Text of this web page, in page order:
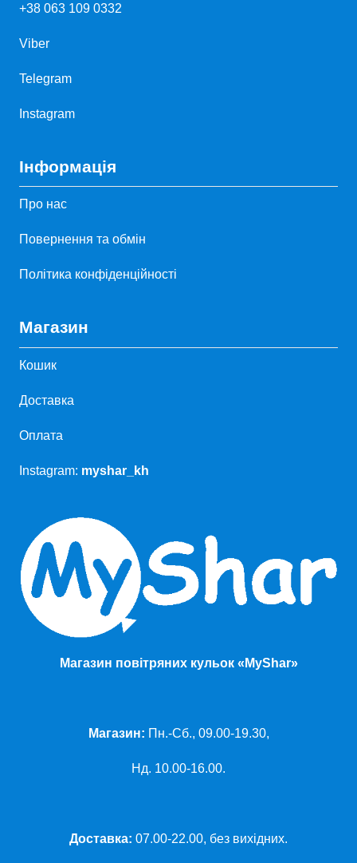
+38 063 109 0332
Viber
Telegram
Instagram
Інформація
Про нас
Повернення та обмін
Політика конфіденційності
Магазин
Кошик
Доставка
Оплата
Instagram: myshar_kh
Магазин повітряних кульок «MyShar»
Магазин: Пн.-Сб., 09.00-19.30,
Нд. 10.00-16.00.
Доставка: 07.00-22.00, без вихідних.